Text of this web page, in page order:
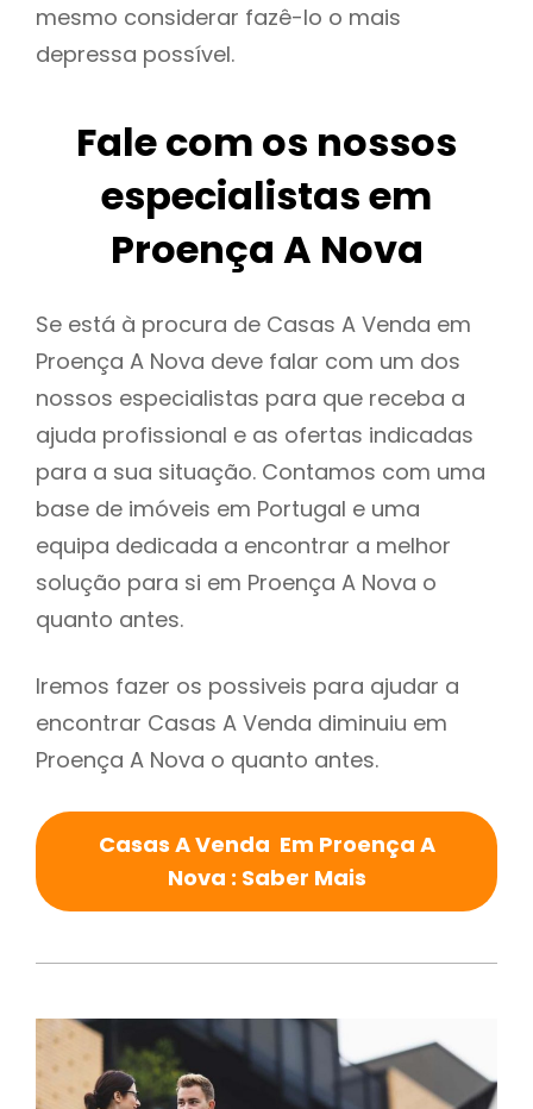
mesmo considerar fazê-lo o mais
depressa possível.
Fale com os nossos
especialistas em
Proença A Nova
Se está à procura de Casas A Venda em
Proença A Nova deve falar com um dos
nossos especialistas para que receba a
ajuda profissional e as ofertas indicadas
para a sua situação. Contamos com uma
base de imóveis em Portugal e uma
equipa dedicada a encontrar a melhor
solução para si em Proença A Nova o
quanto antes.
Iremos fazer os possiveis para ajudar a
encontrar Casas A Venda diminuiu em
Proença A Nova o quanto antes.
Casas A Venda Em Proença A
Nova : Saber Mais